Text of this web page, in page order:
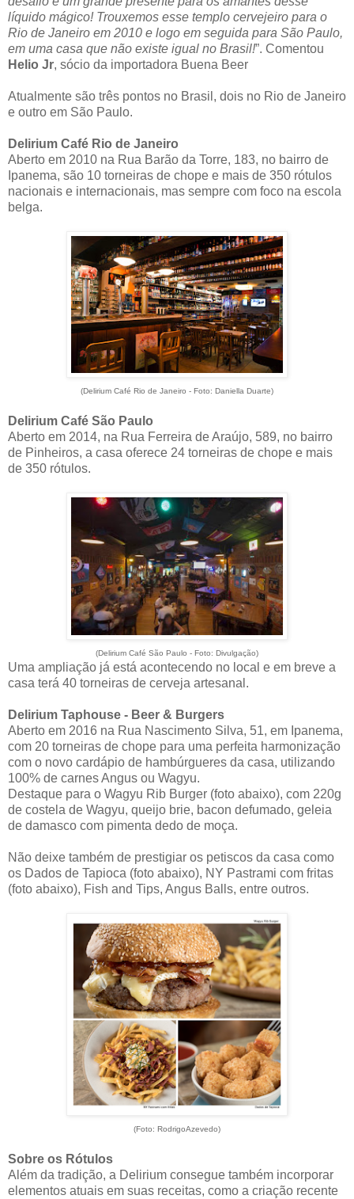
líquido mágico! Trouxemos esse templo cervejeiro para o
Rio de Janeiro em 2010 e logo em seguida para São Paulo,
em uma casa que não existe igual no Brasil!”. Comentou
Helio Jr, sócio da importadora Buena Beer
Atualmente são três pontos no Brasil, dois no Rio de Janeiro
e outro em São Paulo.
Delirium Café Rio de Janeiro
Aberto em 2010 na Rua Barão da Torre, 183, no bairro de
Ipanema, são 10 torneiras de chope e mais de 350 rótulos
nacionais e internacionais, mas sempre com foco na escola
belga.
(Delirium Café Rio de Janeiro - Foto: Daniella Duarte)
Delirium Café São Paulo
Aberto em 2014, na Rua Ferreira de Araújo, 589, no bairro
de Pinheiros, a casa oferece 24 torneiras de chope e mais
de 350 rótulos.
(Delirium Café São Paulo - Foto: Divulgação)
Uma ampliação já está acontecendo no local e em breve a
casa terá 40 torneiras de cerveja artesanal.
Delirium Taphouse - Beer & Burgers
Aberto em 2016 na Rua Nascimento Silva, 51, em Ipanema,
com 20 torneiras de chope para uma perfeita harmonização
com o novo cardápio de hambúrgueres da casa, utilizando
100% de carnes Angus ou Wagyu.
Destaque para o Wagyu Rib Burger (foto abaixo), com 220g
de costela de Wagyu, queijo brie, bacon defumado, geleia
de damasco com pimenta dedo de moça.
Não deixe também de prestigiar os petiscos da casa como
os Dados de Tapioca (foto abaixo), NY Pastrami com fritas
(foto abaixo), Fish and Tips, Angus Balls, entre outros.
(Foto: RodrigoAzevedo)
Sobre os Rótulos
Além da tradição, a Delirium consegue também incorporar
elementos atuais em suas receitas, como a criação recente